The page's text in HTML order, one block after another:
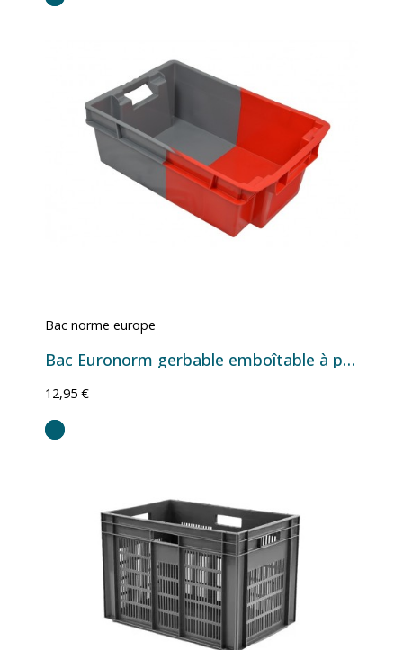
Bac norme europe
Bac Euronorm gerbable emboîtable à parois et fond pleins - gris/rouge - 32L - 600×400×200 mm
12,95 €